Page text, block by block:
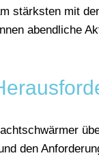
stärksten mit
abendliche
den